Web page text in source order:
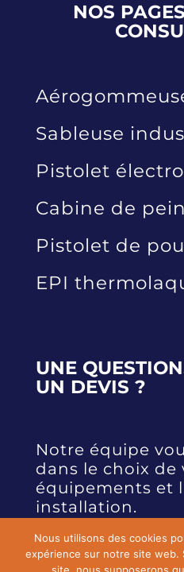
NOS
Sableuse
Pistolet
Cabine de
Pistolet de
EPI
UNE
UN DEVIS ?
Notre équipe
dans le choix de
équipements et
installation.
Nous utilisons des cookies
expérience sur notre site web.